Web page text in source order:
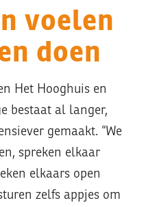
voelen
doen
Het Hooghuis en
bestaat al langer,
gemaakt. “We
spreken elkaar
elkaars open
zelfs appjes om